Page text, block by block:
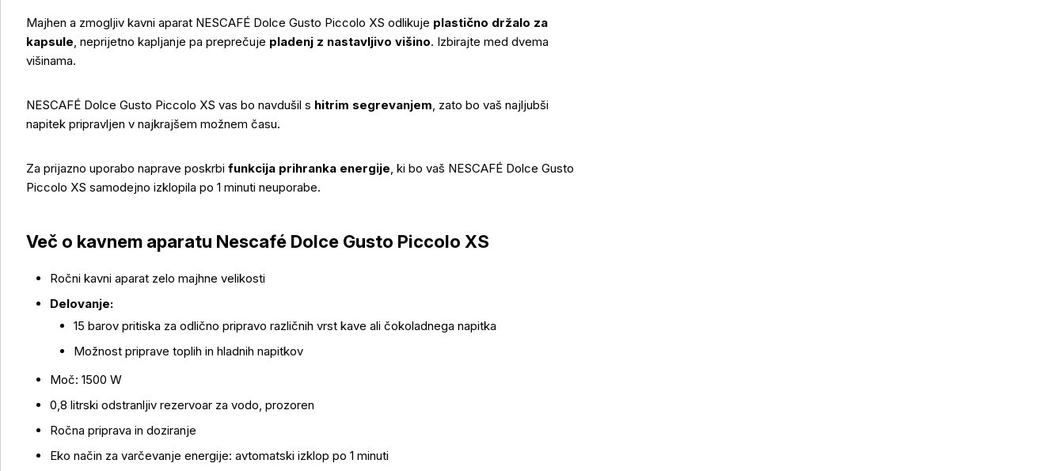
Več o izdelku
Majhen a zmogljiv kavni aparat NESCAFÉ Dolce Gusto Piccolo XS odlikuje plastično držalo za
kapsule, neprijetno kapljanje pa preprečuje pladenj z nastavljivo višino. Izbirajte med dvema
višinama.
NESCAFÉ Dolce Gusto Piccolo XS vas bo navdušil s hitrim segrevanjem, zato bo vaš najljubši
napitek pripravljen v najkrajšem možnem času.
Za prijazno uporabo naprave poskrbi funkcija prihranka energije, ki bo vaš NESCAFÉ Dolce Gusto
Piccolo XS samodejno izklopila po 1 minuti neuporabe.
Več o kavnem aparatu Nescafé Dolce Gusto Piccolo XS
Ročni kavni aparat zelo majhne velikosti
Delovanje:
15 barov pritiska za odlično pripravo različnih vrst kave ali čokoladnega napitka
Možnost priprave toplih in hladnih napitkov
Moč: 1500 W
0,8 litrski odstranljiv rezervoar za vodo, prozoren
Ročna priprava in doziranje
Eko način za varčevanje energije: avtomatski izklop po 1 minuti